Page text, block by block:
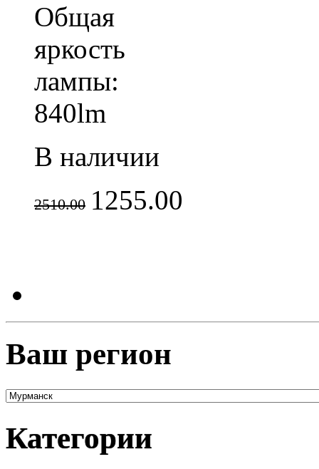
Общая
яркость
лампы:
840lm
В наличии
2510.00 1255.00
Ваш регион
Категории